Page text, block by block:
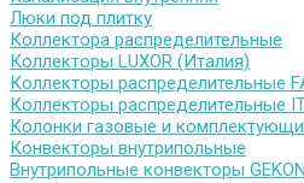
Люки под плитку
Коллектора распределительные
Коллекторы LUXOR (Италия)
Коллекторы распределительные
Коллекторы распределительные
Колонки газовые и
Конвекторы внутрипольные
Внутрипольные конвекторы